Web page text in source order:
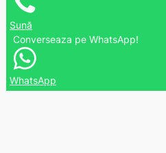
Sună
Converseaza pe WhatsApp!
WhatsApp